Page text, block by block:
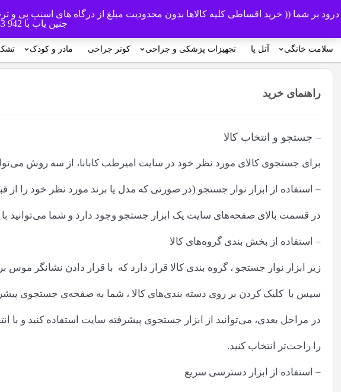
سلامت خانگی آتل پا تجهیزات پزشکی و جراحی کوتر جراحی مادر و کودک
راهنمای خرید
– جستجو و انتخاب کالا
برای جستجوی کالای مورد نظر خود در سایت امیرطب کابانا، از سه روش
– استفاده از ابزار نوار جستجو (در صورتی که مدل یا برند مورد نظر خود را از
در قسمت بالای صفحه‌های سایت یک ابزار جستجو وجود دارد و شما می‌‏توانید
– استفاده از بخش بندی گروه‌های کالا
زیر ابزار نوار جستجو ، گروه بندی کالا قرار دارد که با قرار دادن نشان‏گر
سپس با کلیک کردن بر روی دسته بندی‏‏‌های کالا ، شما به صفحه‌ی جستجوی
در مراحل بعدی، می‌‏‏توانید از ابزار جستجوی پیشرفته سایت استفاده کنید و
را راحت‏‏‌تر انتخاب کنید.
– استفاده از ابزار دسترسی سریع
درود بر شما (( خرید اقساطی کلیه کالاها بدون محدودیت مبلغ از درگاه های اسنپ پی و
جنین یاب با 942 43 43 0912 تماس حاصل بفرمایین ))***